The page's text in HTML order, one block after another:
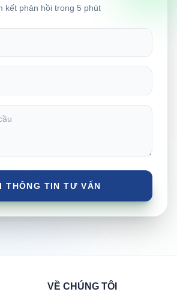
kết phản hồi trong 5 phút
VỀ CHÚNG TÔI